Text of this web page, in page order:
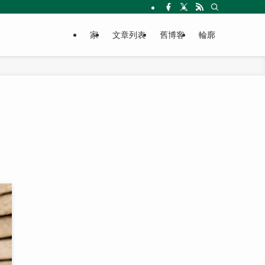
家 文章列表 舊博客 輪廓